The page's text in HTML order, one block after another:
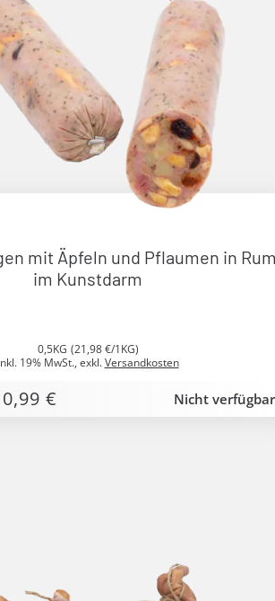
mit Äpfeln und Pflaumen in
im Kunstdarm
0,5KG (21,98 €/1KG)
€
19% MwSt., exkl.Versandkosten
Nicht verfügbar